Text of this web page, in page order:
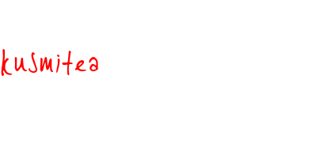
kusmitea